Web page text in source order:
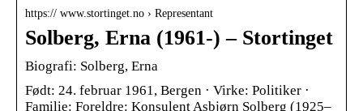
https:// www.stortinget.no › Representant
Solberg, Erna (1961-) – Stortinget
Biografi: Solberg, Erna
Født: 24. februar 1961, Bergen · Virke: Politiker ·
Familie: Foreldre: Konsulent Asbjørn Solberg (1925–